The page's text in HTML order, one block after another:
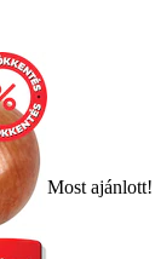
Most ajánlott!